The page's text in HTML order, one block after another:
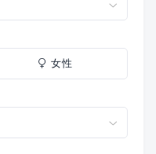
女性